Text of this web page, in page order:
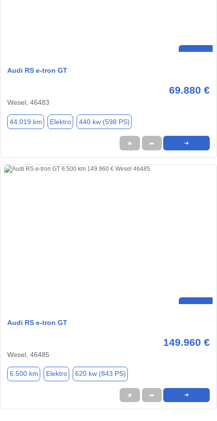
Audi RS e-tron GT
69.880 €
Wesel, 46483
44.019 km Elektro 440 kw (598 PS)
★ ➦ ➜
Audi RS e-tron GT
149.960 €
Wesel, 46485
6.500 km Elektro 620 kw (843 PS)
★ ➦ ➜